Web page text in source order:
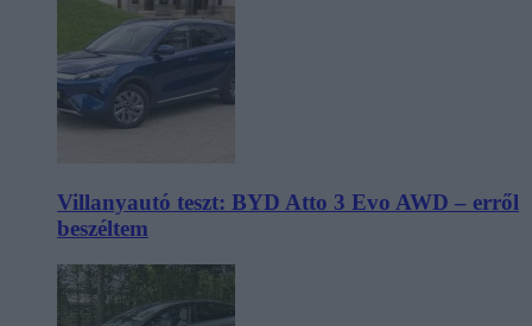
Villanyautó teszt: BYD Atto 3 Evo AWD – erről
beszéltem